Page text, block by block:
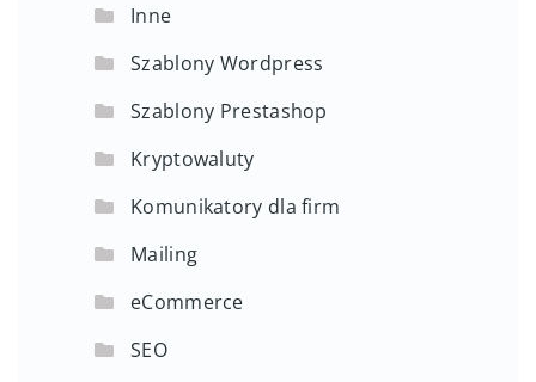
Inne
Szablony Wordpress
Szablony Prestashop
Kryptowaluty
Komunikatory dla firm
Mailing
eCommerce
SEO